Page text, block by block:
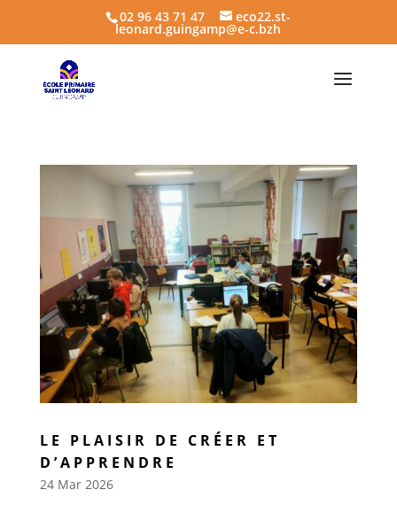
02 96 43 71 47 eco22.st-
leonard.guingamp@e-c.bzh
LE PLAISIR DE CRÉER ET
D’APPRENDRE
24 Mar 2026